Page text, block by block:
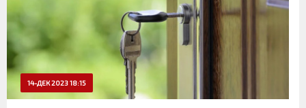
14-ДЕК 2023 18:15